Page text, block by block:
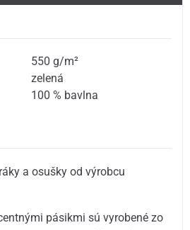
550 g/m²
zelená
100 % bavlna
a osušky od výrobcu
pásikmi sú vyrobené zo